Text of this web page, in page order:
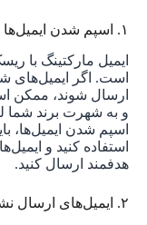
۱. اسپم شدن ایمیل‌ها
ایمیل مارکتینگ با
است. اگر
ارسال شوند، ممکن
و به شهرت برند شما
اسپم شدن ایمیل‌ها،
استفاده کنید و
هدفمند ارسال کنید.
۲. ایمیل‌های ارسال نشده